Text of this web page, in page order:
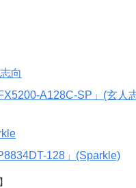
向
A128C-SP」(玄人
128」(Sparkle)